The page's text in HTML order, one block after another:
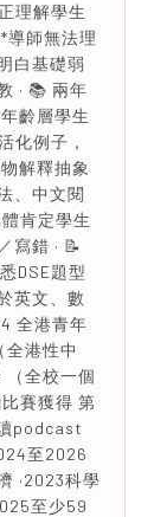
理解學生
導師無法理
白基礎弱
· 📚 兩年
齡層學生
化例子，
解釋抽象
、中文閱
肯定學生
寫錯 · 📝
DSE題型
英文、數
全港青年
港性中
（全校一個
賽獲得 第
podcast
至2026
·2023科學
至少59